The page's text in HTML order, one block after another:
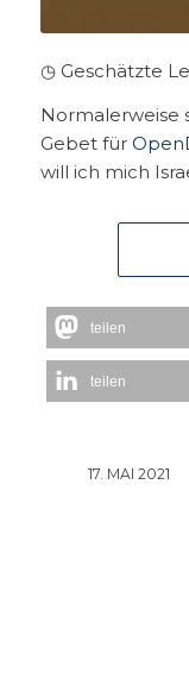
◷ Geschätzte
Normalerweise
Gebet für
will ich mich
teilen
teilen
17. MAI 2021
/